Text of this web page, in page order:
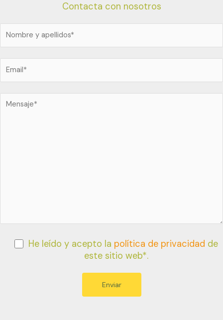
Contacta con nosotros
He leído y acepto la política de privacidad de
este sitio web*.